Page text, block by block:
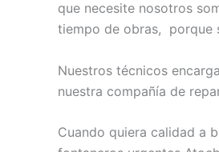
que necesite nosotros
tiempo de obras, porque
Nuestros técnicos
nuestra compañía de
Cuando quiera calidad a